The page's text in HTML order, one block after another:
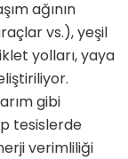
ağının
vs.), yeşil
yolları, yaya
gibi
tesislerde
verimliliği